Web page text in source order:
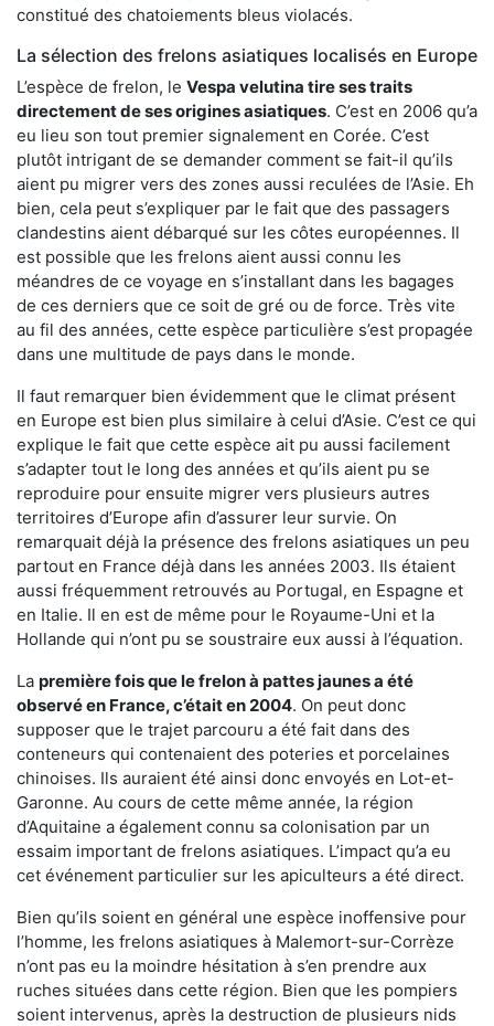
constitué des chatoiements bleus violacés.
La sélection des frelons asiatiques localisés en Europe
L’espèce de frelon, le Vespa velutina tire ses traits
directement de ses origines asiatiques. C’est en 2006 qu’a
eu lieu son tout premier signalement en Corée. C’est
plutôt intrigant de se demander comment se fait-il qu’ils
aient pu migrer vers des zones aussi reculées de l’Asie. Eh
bien, cela peut s’expliquer par le fait que des passagers
clandestins aient débarqué sur les côtes européennes. Il
est possible que les frelons aient aussi connu les
méandres de ce voyage en s’installant dans les bagages
de ces derniers que ce soit de gré ou de force. Très vite
au fil des années, cette espèce particulière s’est propagée
dans une multitude de pays dans le monde.
Il faut remarquer bien évidemment que le climat présent
en Europe est bien plus similaire à celui d’Asie. C’est ce qui
explique le fait que cette espèce ait pu aussi facilement
s’adapter tout le long des années et qu’ils aient pu se
reproduire pour ensuite migrer vers plusieurs autres
territoires d’Europe afin d’assurer leur survie. On
remarquait déjà la présence des frelons asiatiques un peu
partout en France déjà dans les années 2003. Ils étaient
aussi fréquemment retrouvés au Portugal, en Espagne et
en Italie. Il en est de même pour le Royaume-Uni et la
Hollande qui n’ont pu se soustraire eux aussi à l’équation.
La première fois que le frelon à pattes jaunes a été
observé en France, c’était en 2004. On peut donc
supposer que le trajet parcouru a été fait dans des
conteneurs qui contenaient des poteries et porcelaines
chinoises. Ils auraient été ainsi donc envoyés en Lot-et-
Garonne. Au cours de cette même année, la région
d’Aquitaine a également connu sa colonisation par un
essaim important de frelons asiatiques. L’impact qu’a eu
cet événement particulier sur les apiculteurs a été direct.
Bien qu’ils soient en général une espèce inoffensive pour
l’homme, les frelons asiatiques à Malemort-sur-Corrèze
n’ont pas eu la moindre hésitation à s’en prendre aux
ruches situées dans cette région. Bien que les pompiers
soient intervenus, après la destruction de plusieurs nids